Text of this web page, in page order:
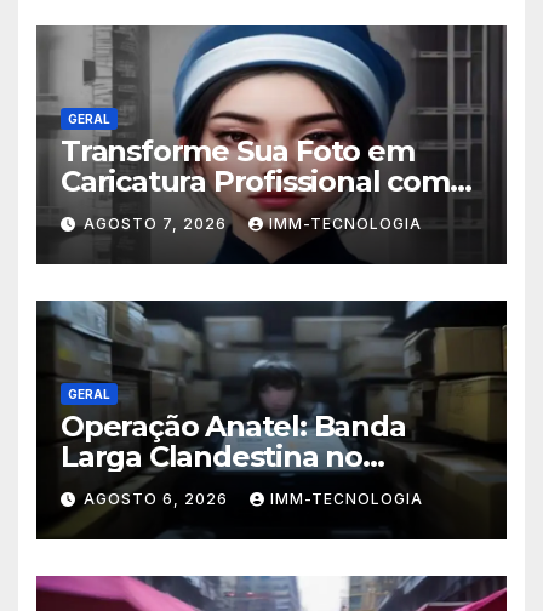
GERAL
Transforme Sua Foto em
Caricatura Profissional com
ChatGPT: A Nova Trend
Digital Explicada
AGOSTO 7, 2026 IMM-TECNOLOGIA
GERAL
Operação Anatel: Banda
Larga Clandestina no
Sudeste Sofre Grande Golpe
com Apreensão de R$ 24 Mil
em Equipamentos
AGOSTO 6, 2026 IMM-TECNOLOGIA